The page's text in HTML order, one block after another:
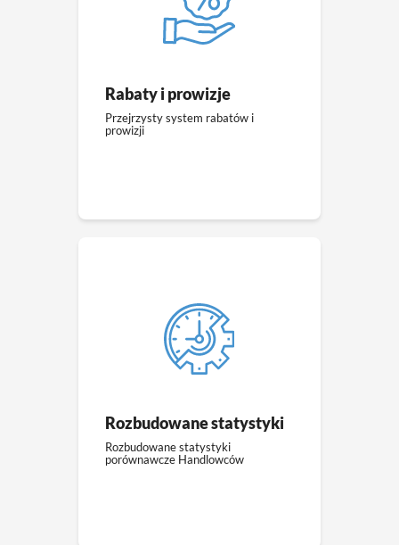
Rabaty i prowizje
Przejrzysty system rabatów i
prowizji
Rozbudowane statystyki
Rozbudowane statystyki
porównawcze Handlowców